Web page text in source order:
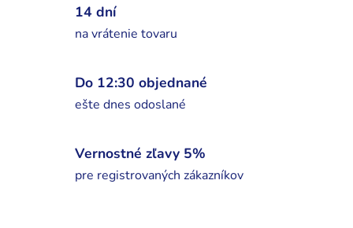
14 dní
na vrátenie tovaru
Do 12:30 objednané
ešte dnes odoslané
Vernostné zľavy 5%
pre registrovaných zákazníkov